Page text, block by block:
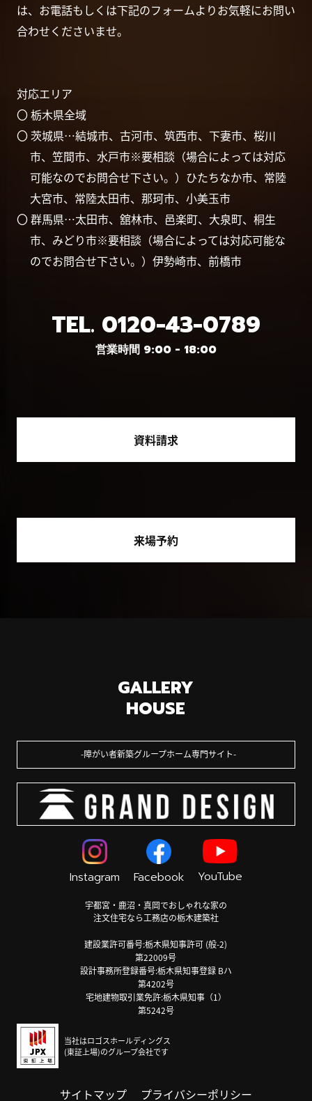
は、お電話もしくは下記のフォームよりお気軽にお問い
合わせくださいませ。
対応エリア
〇 栃木県全域
〇 茨城県…結城市、古河市、筑西市、下妻市、桜川
市、笠間市、水戸市※要相談（場合によっては対応
可能なのでお問合せ下さい。）ひたちなか市、常陸
大宮市、常陸太田市、那珂市、小美玉市
〇 群馬県…太田市、舘林市、邑楽町、大泉町、桐生
市、みどり市※要相談（場合によっては対応可能な
のでお問合せ下さい。）伊勢崎市、前橋市
TEL. 0120-43-0789
営業時間 9:00 - 18:00
資料請求
来場予約
GALLERY
HOUSE
障がい者新築グループホーム専門サイト
Instagram Facebook YouTube
宇都宮・鹿沼・真岡でおしゃれな家の
注文住宅なら工務店の栃木建築社
建設業許可番号:栃木県知事許可 (般-2)
第22009号
設計事務所登録番号:栃木県知事登録 Bハ
第4202号
宅地建物取引業免許:栃木県知事（1）
第5242号
当社はロゴスホールディングス
(東証上場)のグループ会社です
サイトマップ プライバシーポリシー